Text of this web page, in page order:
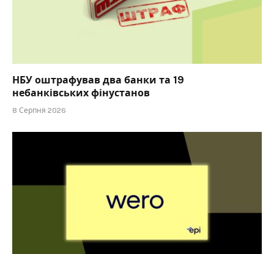
НБУ оштрафував два банки та 19
небанківських фінустанов
8 Серпня 2026